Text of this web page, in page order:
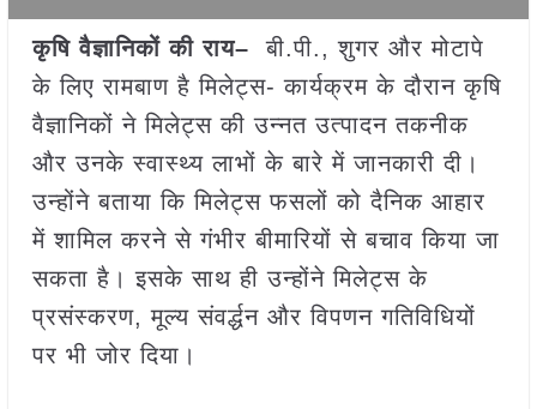
कृषि वैज्ञानिकों की राय–बी.पी., शुगर और मोटापे
के लिए रामबाण है मिलेट्स- कार्यक्रम के दौरान कृषि
वैज्ञानिकों ने मिलेट्स की उन्नत उत्पादन तकनीक
और उनके स्वास्थ्य लाभों के बारे में जानकारी दी।
उन्होंने बताया कि मिलेट्स फसलों को दैनिक आहार
में शामिल करने से गंभीर बीमारियों से बचाव किया जा
सकता है। इसके साथ ही उन्होंने मिलेट्स के
प्रसंस्करण, मूल्य संवर्द्धन और विपणन गतिविधियों
पर भी जोर दिया।